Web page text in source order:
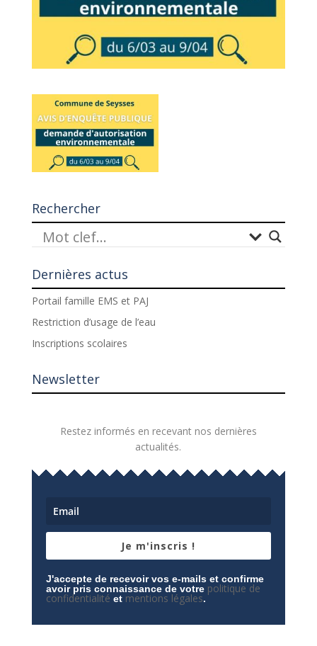
Rechercher
Dernières actus
Portail famille EMS et PAJ
Restriction d’usage de l’eau
Inscriptions scolaires
Newsletter
Restez informés en recevant nos dernières
actualités.
Je m'inscris !
J'accepte de recevoir vos e-mails et confirme
avoir pris connaissance de votre politique de
confidentialité et mentions légales.